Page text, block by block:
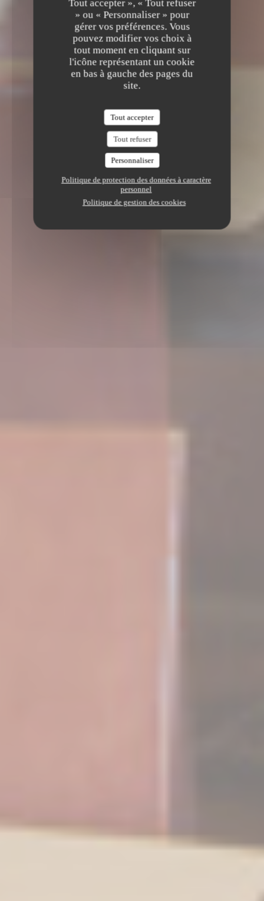
Tout accepter », « Tout refuser
» ou « Personnaliser » pour
gérer vos préférences. Vous
pouvez modifier vos choix à
tout moment en cliquant sur
l'icône représentant un cookie
en bas à gauche des pages du
site.
Tout accepter
Tout refuser
Personnaliser
Politique de protection des données à caractère
personnel
Politique de gestion des cookies